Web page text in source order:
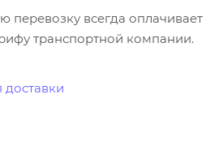
перевозку всегда оплачивает
транспортной компании.